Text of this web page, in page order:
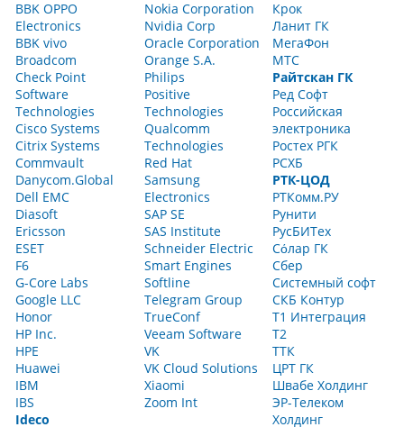
BBK OPPO
Electronics
BBK vivo
Broadcom
Check Point
Software
Technologies
Cisco Systems
Citrix Systems
Commvault
Danycom.Global
Dell EMC
Diasoft
Ericsson
ESET
F6
G-Core Labs
Google LLC
Honor
HP Inc.
HPE
Huawei
IBM
IBS
Ideco
Nokia Corporation
Nvidia Corp
Oracle Corporation
Orange S.A.
Philips
Positive
Technologies
Qualcomm
Technologies
Red Hat
Samsung
Electronics
SAP SE
SAS Institute
Schneider Electric
Smart Engines
Softline
Telegram Group
TrueConf
Veeam Software
VK
VK Cloud Solutions
Xiaomi
Zoom Int
Крок
Ланит ГК
МегаФон
МТС
Райтскан ГК
Ред Софт
Российская
электроника
Ростех РГК
РСХБ
РТК-ЦОД
РТКомм.РУ
Рунити
РусБИТех
Сόлар ГК
Сбер
Системный софт
СКБ Контур
Т1 Интеграция
Т2
ТТК
ЦРТ ГК
Швабе Холдинг
ЭР-Телеком
Холдинг